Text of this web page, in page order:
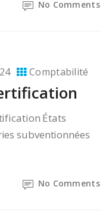
No Comments
Comptabilité
États
subventionnées
No Comments